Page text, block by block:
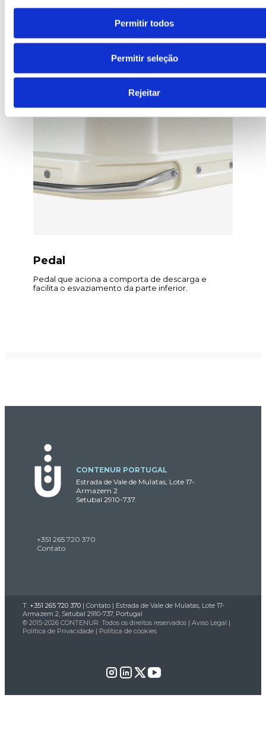
Permitir todos
Permitir seleção
Rejeitar
Sistema de elevação
Vários sistemas de elevação: gancho simples,
gancho duplo e kinshofer.
Pedal
Pedal que aciona a comporta de descarga e
facilita o esvaziamento da parte inferior.
CONTENUR PORTUGAL
Estrada de Vale de Mulatas, Lote 17-
Armazem 2
Setubal 2910-737.
+351 265 720 370
Contato
T. +351 265 720 370 | Contato | Estrada de Vale de Mulatas, Lote 17-
Armazem 2, Setubal 2910-737, Portugal
© 2015-2026 CONTENUR. Todos os direitos reservados | Aviso Legal |
Política de Privacidade | Política de cookies